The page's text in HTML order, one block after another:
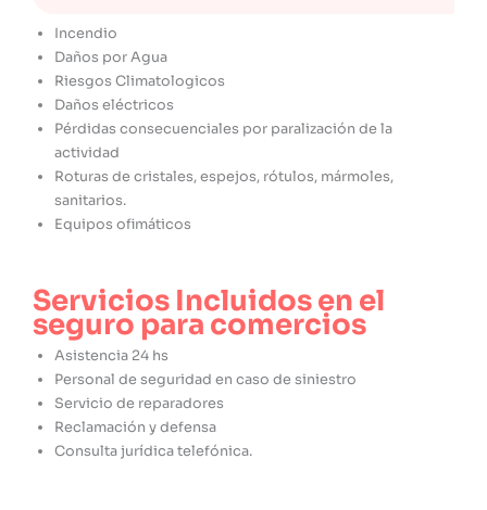
Incendio
Daños por Agua
Riesgos Climatologicos
Daños eléctricos
Pérdidas consecuenciales por paralización de la
actividad
Roturas de cristales, espejos, rótulos, mármoles,
sanitarios.
Equipos ofimáticos
Servicios Incluidos en el
seguro para comercios
Asistencia 24 hs
Personal de seguridad en caso de siniestro
Servicio de reparadores
Reclamación y defensa
Consulta jurídica telefónica.